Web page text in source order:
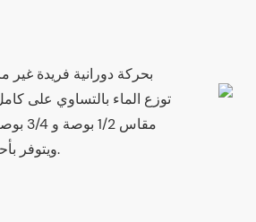
ويتوفر بأحجام فوهات متعددة مرمزة بالألوان لسهولة الاختيار والتركيب.